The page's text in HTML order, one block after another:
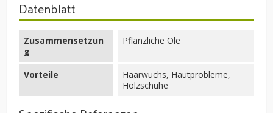
Datenblatt
Zusammensetzun
g
Pflanzliche Öle
Vorteile
Haarwuchs, Hautprobleme,
Holzschuhe